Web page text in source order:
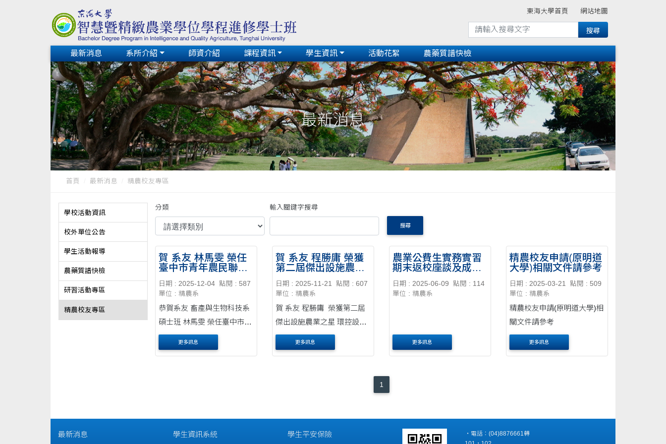
東海大學首頁 網站地圖
最新消息 系所介紹 師資介紹 課程資訊 學生資訊 活動花絮 農藥質譜快檢
最新消息
首頁 最新消息 精農校友專區
學校活動資訊
校外單位公告
學生活動報導
農藥質譜快檢
研習活動專區
精農校友專區
分類 輸入關鍵字搜尋
搜尋
賀 系友 林馬雯 榮任
臺中市青年農民聯誼
日期 : 2025-12-04 點閱 : 587
單位 : 精農系
恭賀系友 畜產與生物科技系
碩士班 林馬雯 榮任臺中市青
年農民聯誼會副會長 資料來
源(梧棲區農會臉書專頁)
更多訊息
賀 系友 程勝庸 榮獲
第二屆傑出設施農業
獎
日期 : 2025-11-21
點閱 : 607
單位 : 精農系
賀 系友 程勝庸 榮獲第二屆
傑出設施農業之星 環控設施-
智能獎 資料暨圖片來源(農業
部臺中區農業改良場臉書專
更多訊息
農業公費生實務實習
期末返校座談及成果
日期 : 2025-06-09
點閱 : 114
單位 : 精農系
更多訊息
精農校友申請(原明道
大學)相關文件請參考
日期 : 2025-03-21
點閱 : 509
單位 : 精農系
精農校友申請(原明道大學)相
關文件請參考
更多訊息
1
最新消息 學生資訊系統 學生平安保險
‧電話：(04)8876661轉